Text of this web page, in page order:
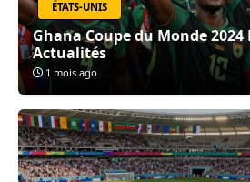
ÉTATS-UNIS
Ghana Coupe du Monde
Actualités
1 mois ago